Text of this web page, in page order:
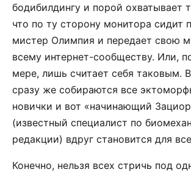
бодибилдингу и порой охватывает
что по ту сторону монитора сидит
мистер Олимпия и передает свою
всему интернет-сообществу. Или,
мере, лишь считает себя таковым.
сразу же собираются все
новички и вот «начинающий
(известный специалист по
редакции) вдруг становится для
Конечно, нельзя всех стричь под